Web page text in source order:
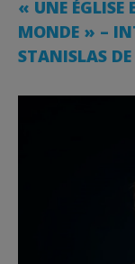
« UNE ÉGLISE
MONDE » –
STANISLAS